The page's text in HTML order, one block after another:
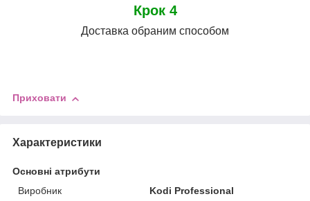
Крок 4
Доставка обраним способом
Приховати
Характеристики
Основні атрибути
Виробник
Kodi Professional